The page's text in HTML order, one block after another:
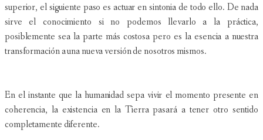
superior, el siguiente paso es actuar en sintonia de todo ello. De nada
sirve el conocimiento si no podemos llevarlo a la práctica,
posiblemente sea la parte más costosa pero es la esencia a nuestra
transformación a una nueva versión de nosotros mismos.
En el instante que la humanidad sepa vivir el momento presente en
coherencia, la existencia en la Tierra pasará a tener otro sentido
completamente diferente.